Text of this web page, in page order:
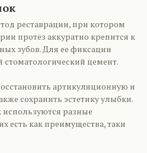
реставрации, при котором
протез аккуратно крепится к
зубов. Для ее фиксации
цемент.
артикуляционную и
сохранить эстетику улыбки.
разные
есть как преимущества, таки